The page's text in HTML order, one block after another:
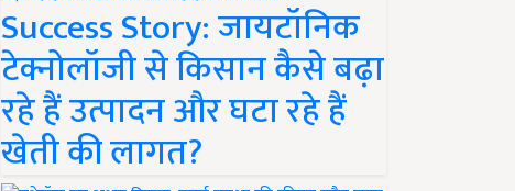
Success Story: जायटॉनिक
टेक्नोलॉजी से किसान कैसे बढ़ा
रहे हैं उत्पादन और घटा रहे हैं
खेती की लागत?